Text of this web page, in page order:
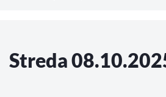
Streda